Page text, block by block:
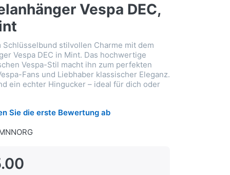
Vespa DEC,
Schlüsselbund stilvollen Charme mit dem
Vespa DEC in Mint. Das hochwertige
Vespa-Stil macht ihn zum perfekten
Fans und Liebhaber klassischer Eleganz.
ein echter Hingucker – ideal für dich oder
Sie die erste Bewertung ab